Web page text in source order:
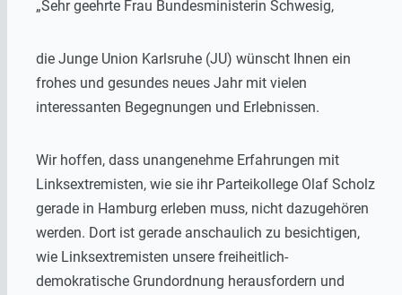
„Sehr geehrte Frau Bundesministerin Schwesig,
die Junge Union Karlsruhe (JU) wünscht Ihnen ein
frohes und gesundes neues Jahr mit vielen
interessanten Begegnungen und Erlebnissen.
Wir hoffen, dass unangenehme Erfahrungen mit
Linksextremisten, wie sie ihr Parteikollege Olaf Scholz
gerade in Hamburg erleben muss, nicht dazugehören
werden. Dort ist gerade anschaulich zu besichtigen,
wie Linksextremisten unsere freiheitlich-
demokratische Grundordnung herausfordern und